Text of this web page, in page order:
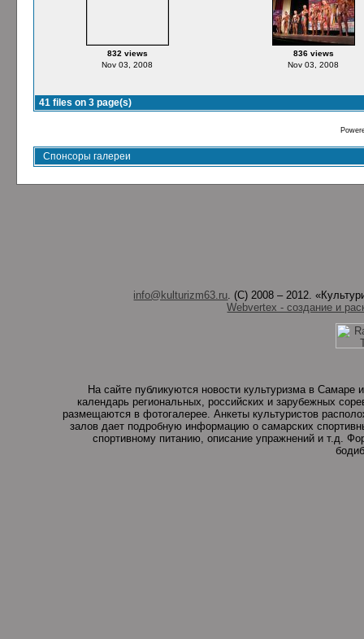
832 views
Nov 03, 2008
836 views
Nov 03, 2008
41 files on 3 page(s)
Спонсоры галереи
info@kulturizm63.ru. (C) 2008 – 2012.
Webvertex - создание и
На сайте публикуются новости культуризма в
календарь региональных, российских и зарубежных
размещаются в фотогалерее. Анкеты культуристов
залов дает подробную информацию о самарских
спортивному питанию, описание упражнений и т.д.